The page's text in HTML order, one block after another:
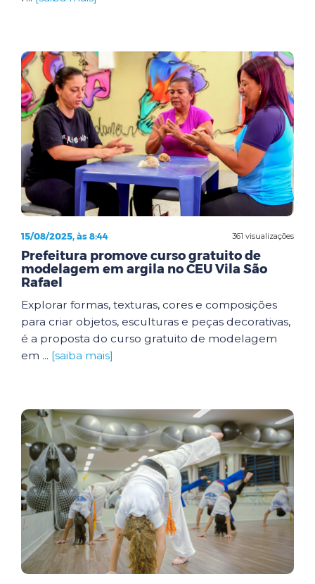
361 visualizações
15/08/2025, às 8:44
Prefeitura promove curso gratuito de
modelagem em argila no CEU Vila São
Rafael
Explorar formas, texturas, cores e composições
para criar objetos, esculturas e peças decorativas,
é a proposta do curso gratuito de modelagem
em ... [saiba mais]